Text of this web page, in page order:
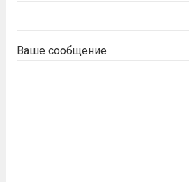
Ваше сообщение